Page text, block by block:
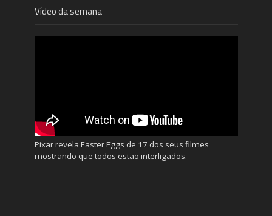
Vídeo da semana
Pixar revela Easter Eggs de 17 dos seus filmes
mostrando que todos estão interligados.